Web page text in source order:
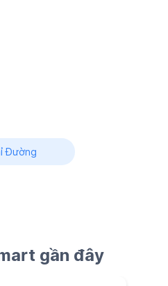
Đường
gần đây